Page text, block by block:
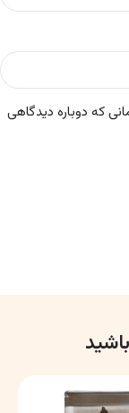
که دوباره دیدگاهی